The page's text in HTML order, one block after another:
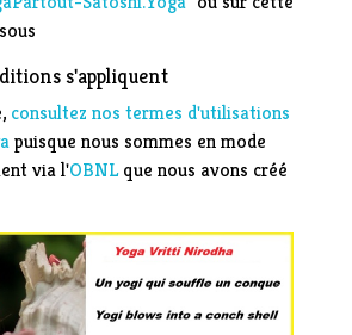
s'appliquent
consultez nos termes d'utilisations
puisque nous sommes en mode
via l'OBNLque nous avons créé